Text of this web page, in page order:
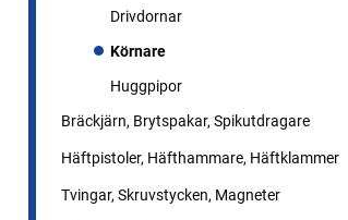
Drivdornar
Körnare
Huggpipor
Bräckjärn, Brytspakar, Spikutdragare
Häftpistoler, Häfthammare, Häftklammer
Tvingar, Skruvstycken, Magneter